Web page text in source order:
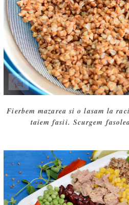
Fierbem mazarea si o lasam la
taiem fasii. Scurgem